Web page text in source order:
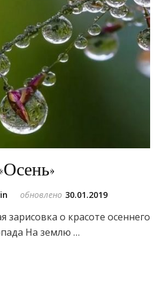
обновлено 30.01.2019
зарисовка о красоте осеннего
На землю …